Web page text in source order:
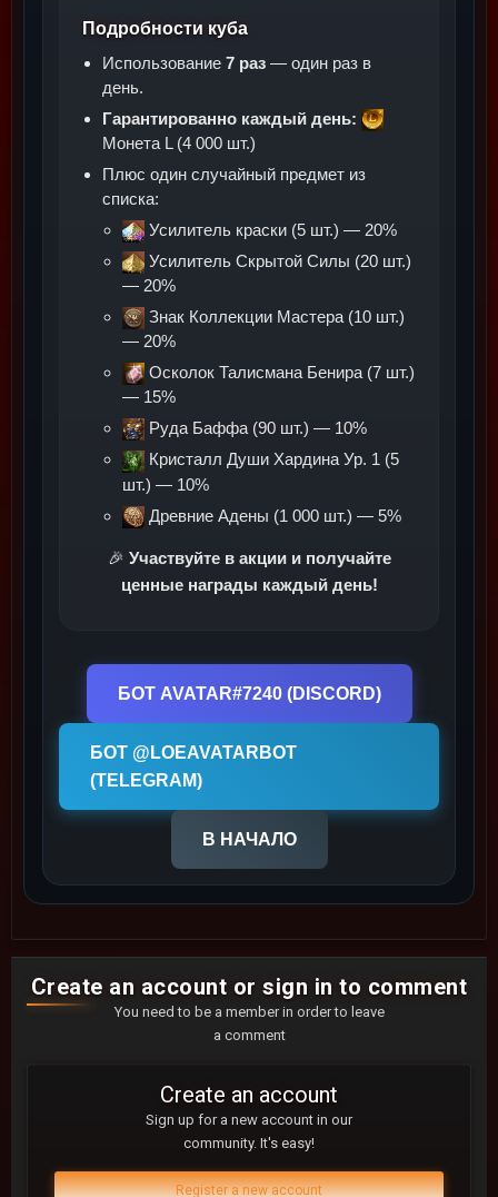
Подробности куба
Использование 7 раз — один раз в
день.
Гарантированно каждый день:
Монета L (4 000 шт.)
Плюс один случайный предмет из
списка:
Усилитель краски (5 шт.) — 20%
Усилитель Скрытой Силы (20 шт.)
— 20%
Знак Коллекции Мастера (10 шт.)
— 20%
Осколок Талисмана Бенира (7 шт.)
— 15%
Руда Баффа (90 шт.) — 10%
Кристалл Души Хардина Ур. 1 (5
шт.) — 10%
Древние Адены (1 000 шт.) — 5%
🎉 Участвуйте в акции и получайте
ценные награды каждый день!
БОТ AVATAR#7240 (DISCORD)
БОТ @LOEAVATARBOT
(TELEGRAM)
В НАЧАЛО
Create an account or sign in to comment
You need to be a member in order to leave
a comment
Create an account
Sign up for a new account in our
community. It's easy!
Register a new account